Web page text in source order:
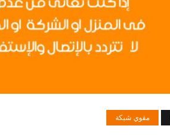
مقوي شبكة